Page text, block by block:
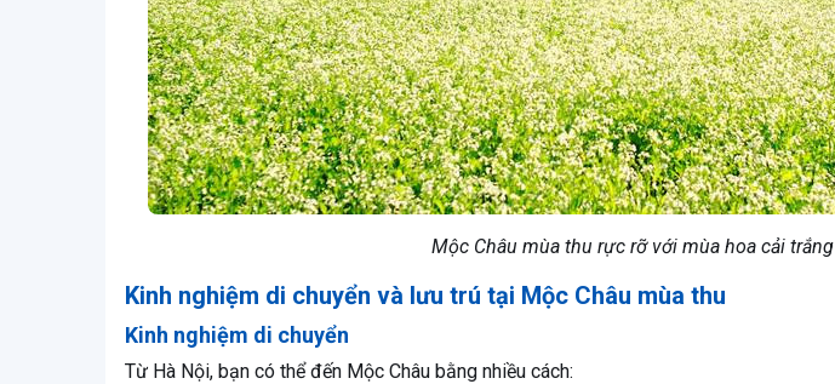
Mộc Châu mùa thu rực rỡ với mùa hoa cải trắng
Kinh nghiệm di chuyển và lưu trú tại Mộc Châu mùa thu
Kinh nghiệm di chuyển
Từ Hà Nội, bạn có thể đến Mộc Châu bằng nhiều cách: